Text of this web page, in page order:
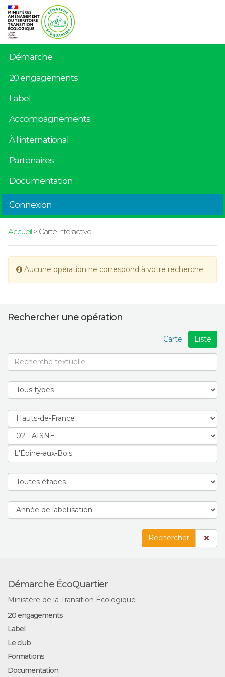
Démarche
20 engagements
Label
Accompagnements
À l'international
Partenaires
Documentation
Connexion
Accueil> Carte interactive
Aucune opération ne correspond à votre recherche
Rechercher une opération
Liste
Carte
Rechercher
Démarche ÉcoQuartier
Ministère de la Transition Écologique
20 engagements
Label
Le club
Formations
Documentation